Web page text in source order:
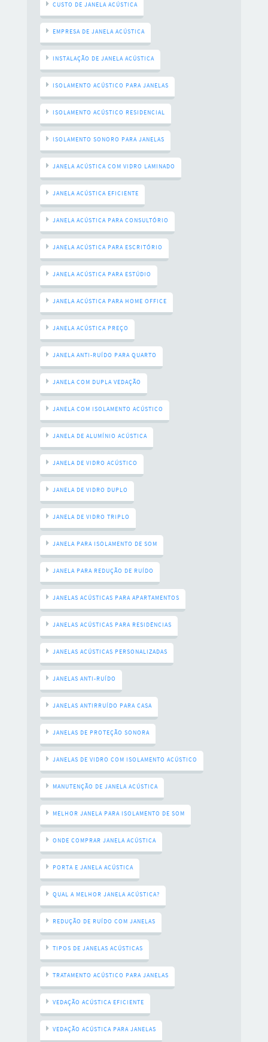
CUSTO DE JANELA ACÚSTICA
EMPRESA DE JANELA ACÚSTICA
INSTALAÇÃO DE JANELA ACÚSTICA
ISOLAMENTO ACÚSTICO PARA JANELAS
ISOLAMENTO ACÚSTICO RESIDENCIAL
ISOLAMENTO SONORO PARA JANELAS
JANELA ACÚSTICA COM VIDRO LAMINADO
JANELA ACÚSTICA EFICIENTE
JANELA ACÚSTICA PARA CONSULTÓRIO
JANELA ACÚSTICA PARA ESCRITÓRIO
JANELA ACÚSTICA PARA ESTÚDIO
JANELA ACÚSTICA PARA HOME OFFICE
JANELA ACÚSTICA PREÇO
JANELA ANTI-RUÍDO PARA QUARTO
JANELA COM DUPLA VEDAÇÃO
JANELA COM ISOLAMENTO ACÚSTICO
JANELA DE ALUMÍNIO ACÚSTICA
JANELA DE VIDRO ACÚSTICO
JANELA DE VIDRO DUPLO
JANELA DE VIDRO TRIPLO
JANELA PARA ISOLAMENTO DE SOM
JANELA PARA REDUÇÃO DE RUÍDO
JANELAS ACÚSTICAS PARA APARTAMENTOS
JANELAS ACÚSTICAS PARA RESIDÊNCIAS
JANELAS ACÚSTICAS PERSONALIZADAS
JANELAS ANTI-RUÍDO
JANELAS ANTIRRUÍDO PARA CASA
JANELAS DE PROTEÇÃO SONORA
JANELAS DE VIDRO COM ISOLAMENTO ACÚSTICO
MANUTENÇÃO DE JANELA ACÚSTICA
MELHOR JANELA PARA ISOLAMENTO DE SOM
ONDE COMPRAR JANELA ACÚSTICA
PORTA E JANELA ACÚSTICA
QUAL A MELHOR JANELA ACÚSTICA?
REDUÇÃO DE RUÍDO COM JANELAS
TIPOS DE JANELAS ACÚSTICAS
TRATAMENTO ACÚSTICO PARA JANELAS
VEDAÇÃO ACÚSTICA EFICIENTE
VEDAÇÃO ACÚSTICA PARA JANELAS